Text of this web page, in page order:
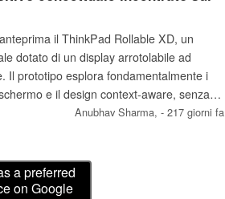
il ThinkPad Rollable XD, un
dotato di un display arrotolabile ad
Il prototipo esplora fondamentalmente i
e il design context-aware, senza
per il rilascio commerciale.
Anubhav Sharma, - 217 giorni fa
a preferred
on Google